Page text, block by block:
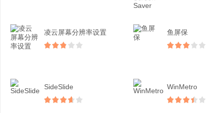
凌云屏幕分辨率设置 鱼屏保
SideSlide WinMetro